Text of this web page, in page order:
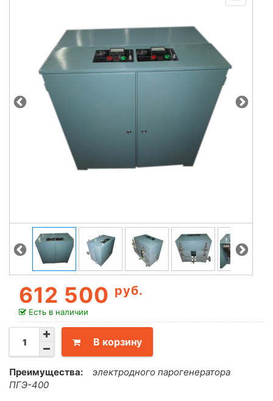
612 500 руб.
Есть в наличии
В корзину
Преимущества:
электродного парогенератора
ПГЭ-400